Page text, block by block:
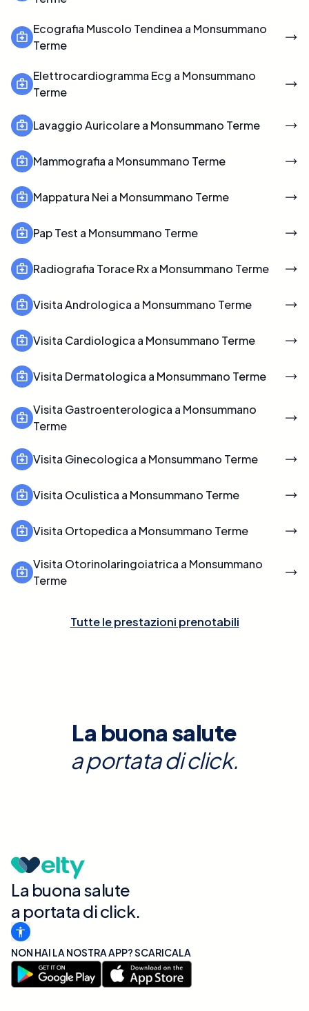
Ecografia Muscolo Tendinea a Monsummano
Terme
Elettrocardiogramma Ecg a Monsummano
Terme
Lavaggio Auricolare a Monsummano Terme
Mammografia a Monsummano Terme
Mappatura Nei a Monsummano Terme
Pap Test a Monsummano Terme
Radiografia Torace Rx a Monsummano Terme
Visita Andrologica a Monsummano Terme
Visita Cardiologica a Monsummano Terme
Visita Dermatologica a Monsummano Terme
Visita Gastroenterologica a Monsummano
Terme
Visita Ginecologica a Monsummano Terme
Visita Oculistica a Monsummano Terme
Visita Ortopedica a Monsummano Terme
Visita Otorinolaringoiatrica a Monsummano
Terme
Tutte le prestazioni prenotabili
La buona salute
a portata di click.
La buona salute
a portata di click.
NON HAI LA NOSTRA APP? SCARICALA